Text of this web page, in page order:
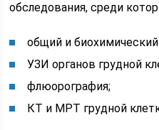
обследования, среди
общий и
УЗИ органов грудной
флюорография;
КТ и МРТ грудной